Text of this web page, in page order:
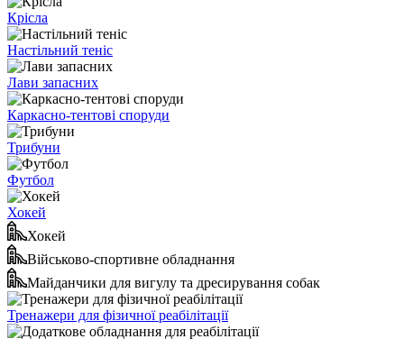
Крісла
Настільний теніс
Лави запасних
Каркасно-тентові споруди
Трибуни
Футбол
Хокей
Хокей
Військово-спортивне обладнання
Майданчики для вигулу та дресирування собак
Тренажери для фізичної реабілітації